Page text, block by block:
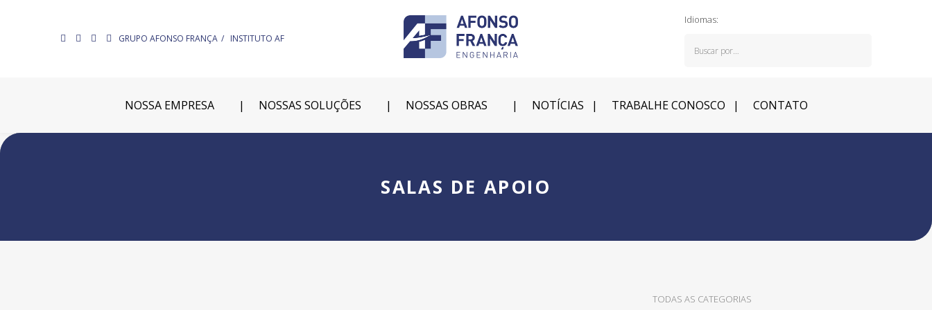
GRUPO AFONSO FRANÇA INSTITUTO AF
Idiomas:
NOSSA EMPRESA NOSSAS SOLUÇÕES NOSSAS OBRAS NOTÍCIAS TRABALHE CONOSCO CONTATO
SALAS DE APOIO